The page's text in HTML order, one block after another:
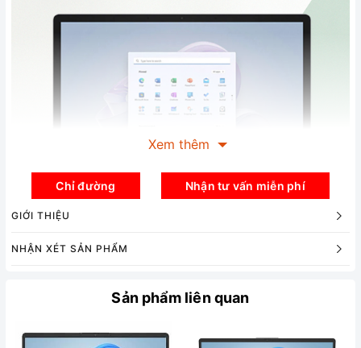
Surface Laptop 5 được trang bị chip Intel Core i5-
Xem thêm
Chỉ đường Nhận tư vấn miễn phí
GIỚI THIỆU
NHẬN XÉT SẢN PHẨM
Sản phẩm liên quan